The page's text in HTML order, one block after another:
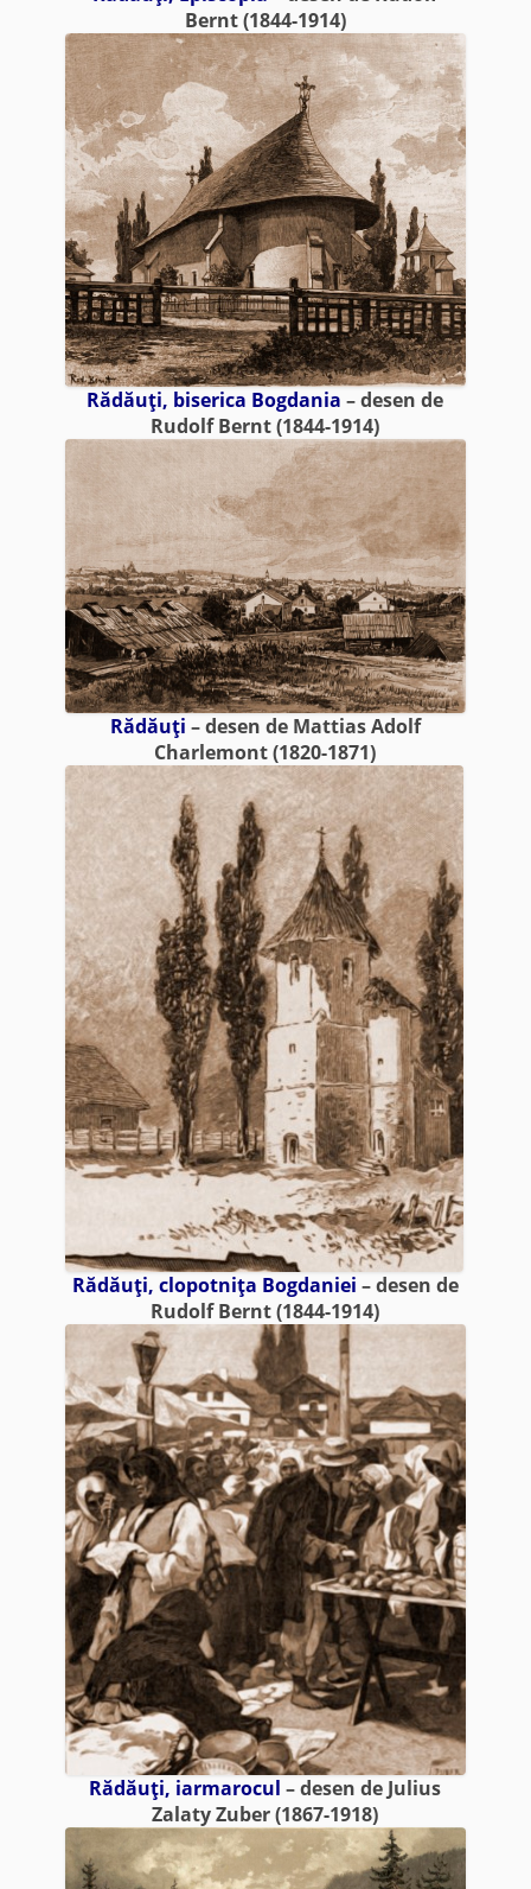
Bernt (1844-1914)
Rădăuţi, biserica Bogdania – desen de
Rudolf Bernt (1844-1914)
Rădăuţi – desen de Mattias Adolf
Charlemont (1820-1871)
Rădăuţi, clopotniţa Bogdaniei – desen de
Rudolf Bernt (1844-1914)
Rădăuţi, iarmarocul – desen de Julius
Zalaty Zuber (1867-1918)